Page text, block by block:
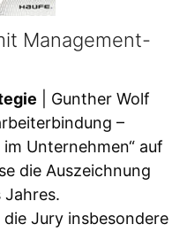
Management-
| Gunther Wolf
–
Unternehmen“ auf
die Auszeichnung
Jahres.
Jury insbesondere